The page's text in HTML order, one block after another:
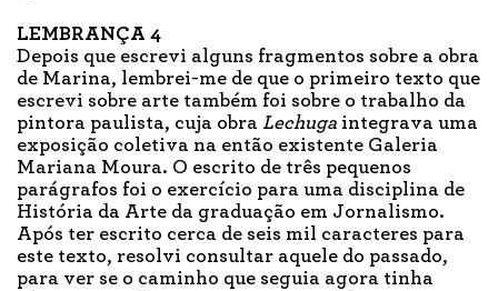
LEMBRANÇA 4
Depois que escrevi alguns fragmentos sobre a obra
de Marina, lembrei-me de que o primeiro texto que
escrevi sobre arte também foi sobre o trabalho da
pintora paulista, cuja obra Lechuga integrava uma
exposição coletiva na então existente Galeria
Mariana Moura. O escrito de três pequenos
parágrafos foi o exercício para uma disciplina de
História da Arte da graduação em Jornalismo.
Após ter escrito cerca de seis mil caracteres para
este texto, resolvi consultar aquele do passado,
para ver se o caminho que seguia agora tinha